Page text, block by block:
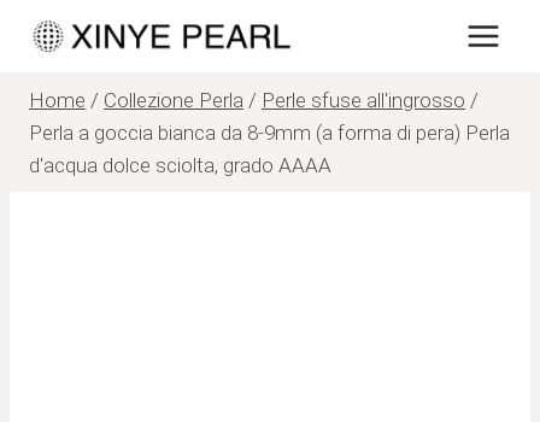
Salta
contenuto
Home / Collezione Perla / Perle sfuse all'ingrosso /
Perla a goccia bianca da 8-9mm (a forma di pera) Perla
d'acqua dolce sciolta, grado AAAA